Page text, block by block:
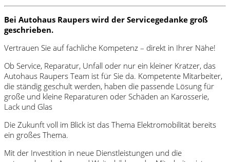
Bei Autohaus Raupers wird der Servicegedanke groß
geschrieben.
Vertrauen Sie auf fachliche Kompetenz – direkt in Ihrer Nähe!
Ob Service, Reparatur, Unfall oder nur ein kleiner Kratzer, das
Autohaus Raupers Team ist für Sie da. Kompetente Mitarbeiter,
die ständig geschult werden, haben die passende Lösung für
große und kleine Reparaturen oder Schäden an Karosserie,
Lack und Glas
Die Zukunft voll im Blick ist das Thema Elektromobilität bereits
ein großes Thema.
Mit der Investition in neue Dienstleistungen und die